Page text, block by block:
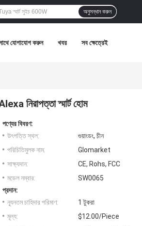
অনুসন্ধান করুন
যোগাযোগ করুন খবর সব ক্ষেত্রেই
নিরাপত্তা স্মার্ট হোম
পণ্যের বিবরণ:
উৎপত্তি স্থল:
গুয়াংডং, চীন
পরিচিতিমুলক নাম:
Glomarket
সাক্ষ্যদান:
CE, Rohs, FCC
মডেল নম্বার:
SW0065
প্রদান:
ন্যূনতম চাহিদার পরিমাণ:
1 টুকরা
মূল্য:
$12.00/Piece